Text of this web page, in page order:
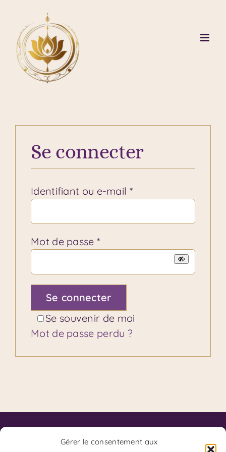
Gérer le consentement aux
contenu
Se connecter
Identifiant ou e-mail *Obligatoire
Mot de passe *Obligatoire
Se souvenir de moi
Se connecter
Mot de passe perdu ?
Code de Déontologie du Coaching